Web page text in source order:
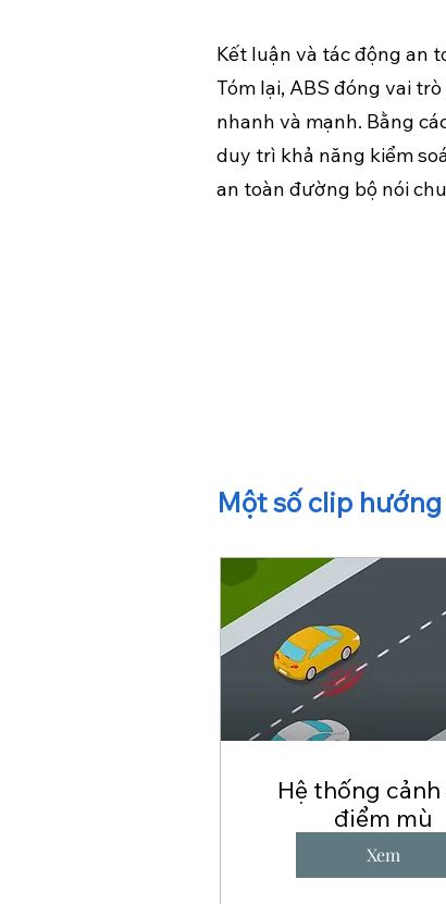
Kết luận và tác động an
Tóm lại, ABS đóng vai
nhanh và mạnh. Bằng
duy trì khả năng kiểm
an toàn đường bộ nói
Một số clip
Hệ thống cảnh
điểm mù
Xem